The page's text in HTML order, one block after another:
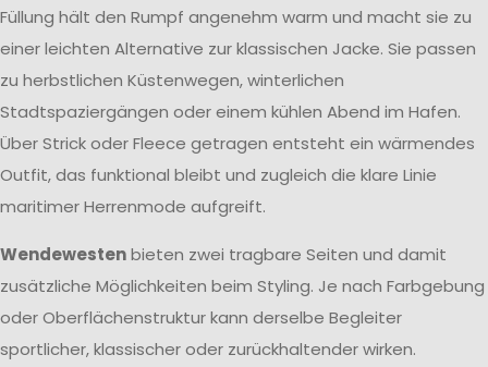
Füllung hält den Rumpf angenehm warm und macht sie zu
einer leichten Alternative zur klassischen Jacke. Sie passen
zu herbstlichen Küstenwegen, winterlichen
Stadtspaziergängen oder einem kühlen Abend im Hafen.
Über Strick oder Fleece getragen entsteht ein wärmendes
Outfit, das funktional bleibt und zugleich die klare Linie
maritimer Herrenmode aufgreift.
Wendewestenbieten zwei tragbare Seiten und damit
zusätzliche Möglichkeiten beim Styling. Je nach Farbgebung
oder Oberflächenstruktur kann derselbe Begleiter
sportlicher, klassischer oder zurückhaltender wirken.